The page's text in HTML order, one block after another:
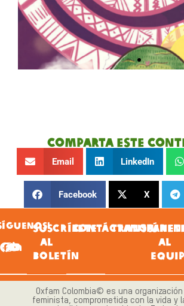
violencias contra
mujeres
CXHAB WALA KIWE
ACIN
Comparta este
Email LinkedIn
Facebook X
SUSCRÍBETE
AL
BOLETÍN
CONTÁCTANOS
AL
Oxfam Colombia© es una
feminista, comprometida con la vida y